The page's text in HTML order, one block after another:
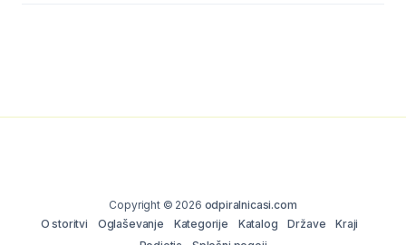
Copyright © 2026 odpiralnicasi.com
O storitvi
Oglaševanje Kategorije Katalog Države
Kraji